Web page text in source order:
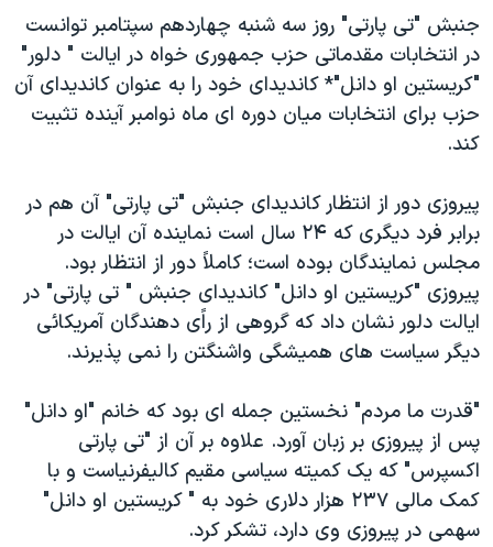
فرهنگ و زندگی
حقوق شهروندی
اقتصادی
گالری عکس
آرشیو پخش زنده
مستندها
انتخابات ریاست جمهوری آمریکا ۲۰۲۴
حمله جمهوری اسلامی به اسرائیل
اعتراضات زن، زندگی، آزادی
مجموعه مستندهای دادخواهی
تریبونال مردمی آبان ۹۸
دادگاه حمید نوری
قانون شفافیت دارائی کادر رهبری ایران
اعتراضات مردمی آبان ۹۸
اسرائیل در جنگ
نرگس محمدی برنده جایزه نوبل صلح
دنبال کنید
جنبش "تی پارتی" روز سه شنبه چهاردهم سپتامبر توانست
در انتخابات مقدماتی حزب جمهوری خواه در ایالت " دلور"
"کریستین او دانل"* کاندیدای خود را به عنوان کاندیدای آن
حزب برای انتخابات میان دوره ای ماه نوامبر آینده تثبیت
کند.
پیروزی دور از انتظار کاندیدای جنبش "تی پارتی" آن هم در
برابر فرد دیگری که ۲۴ سال است نماینده آن ایالت در
مجلس نمایندگان بوده است؛ کاملاً دور از انتظار بود.
پیروزی "کریستین او دانل" کاندیدای جنبش " تی پارتی" در
ایالت دلور نشان داد که گروهی از راًی دهندگان آمریکائی
دیگر سیاست های همیشگی واشنگتن را نمی پذیرند.
"قدرت ما مردم" نخستین جمله ای بود که خانم "او دانل"
پس از پیروزی بر زبان آورد. علاوه بر آن از "تی پارتی
اکسپرس" که یک کمیته سیاسی مقیم کالیفرنیاست و با
کمک مالی ۲۳۷ هزار دلاری خود به " کریستین او دانل"
سهمی در پیروزی وی دارد، تشکر کرد.